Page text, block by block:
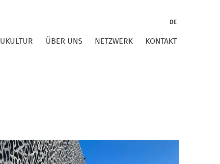
DE
ÜBER UNS NETZWERK KONTAKT